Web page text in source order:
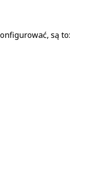
są to: